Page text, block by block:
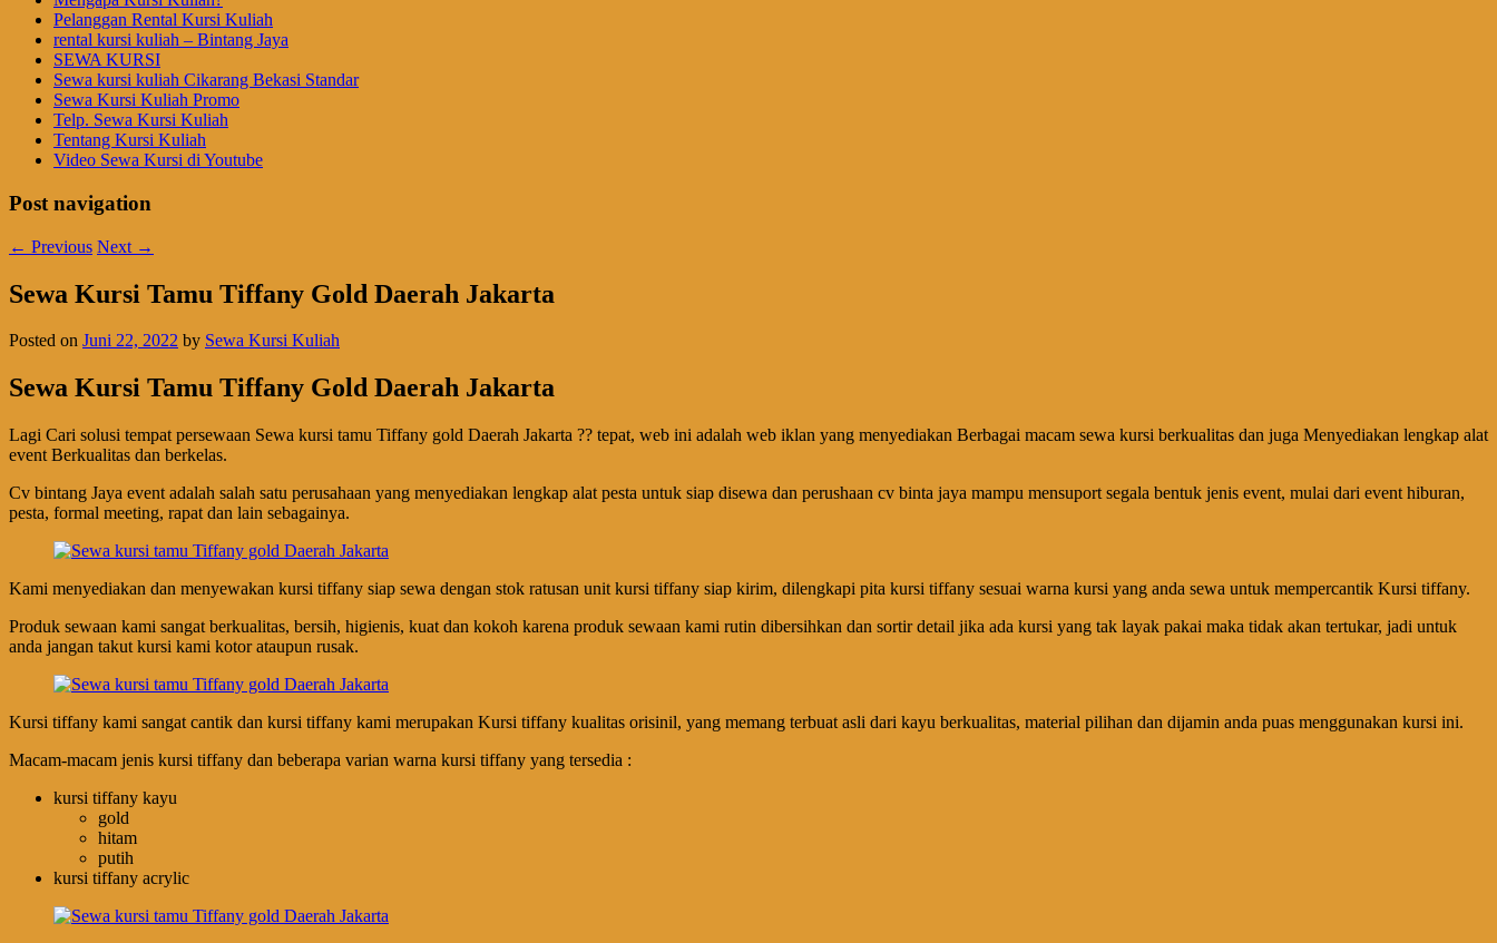
Pelanggan Rental Kursi Kuliah
rental kursi kuliah – Bintang Jaya
SEWA KURSI
Sewa kursi kuliah Cikarang Bekasi Standar
Sewa Kursi Kuliah Promo
Telp. Sewa Kursi Kuliah
Tentang Kursi Kuliah
Video Sewa Kursi di Youtube
Post navigation
← Previous Next →
Sewa Kursi Tamu Tiffany Gold Daerah Jakarta
Posted on Juni 22, 2022 by Sewa Kursi Kuliah
Sewa Kursi Tamu Tiffany Gold Daerah Jakarta
Lagi Cari solusi tempat persewaan Sewa kursi tamu Tiffany gold Daerah Jakarta ?? tepat, web ini adalah web iklan yang menyediakan Berbagai macam sewa kursi berkualitas dan juga Menyediakan lengkap alat
event Berkualitas dan berkelas.
Cv bintang Jaya event adalah salah satu perusahaan yang menyediakan lengkap alat pesta untuk siap disewa dan perushaan cv binta jaya mampu mensuport segala bentuk jenis event, mulai dari event hiburan,
pesta, formal meeting, rapat dan lain sebagainya.
Kami menyediakan dan menyewakan kursi tiffany siap sewa dengan stok ratusan unit kursi tiffany siap kirim, dilengkapi pita kursi tiffany sesuai warna kursi yang anda sewa untuk mempercantik Kursi tiffany.
Produk sewaan kami sangat berkualitas, bersih, higienis, kuat dan kokoh karena produk sewaan kami rutin dibersihkan dan sortir detail jika ada kursi yang tak layak pakai maka tidak akan tertukar, jadi untuk
anda jangan takut kursi kami kotor ataupun rusak.
Kursi tiffany kami sangat cantik dan kursi tiffany kami merupakan Kursi tiffany kualitas orisinil, yang memang terbuat asli dari kayu berkualitas, material pilihan dan dijamin anda puas menggunakan kursi ini.
Macam-macam jenis kursi tiffany dan beberapa varian warna kursi tiffany yang tersedia :
kursi tiffany kayu
gold
hitam
putih
kursi tiffany acrylic